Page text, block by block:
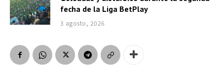
fecha de la Liga BetPlay
3 agosto, 2026